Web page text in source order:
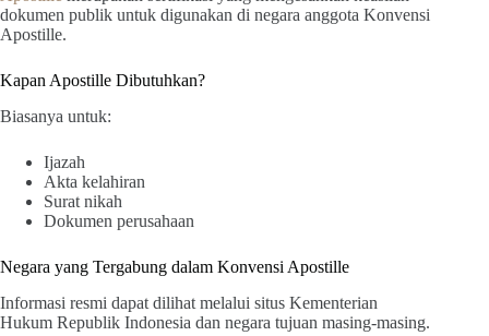
dokumen publik untuk digunakan di negara anggota Konvensi
Apostille.
Kapan Apostille Dibutuhkan?
Biasanya untuk:
Ijazah
Akta kelahiran
Surat nikah
Dokumen perusahaan
Negara yang Tergabung dalam Konvensi Apostille
Informasi resmi dapat dilihat melalui situs Kementerian
Hukum Republik Indonesia dan negara tujuan masing-masing.